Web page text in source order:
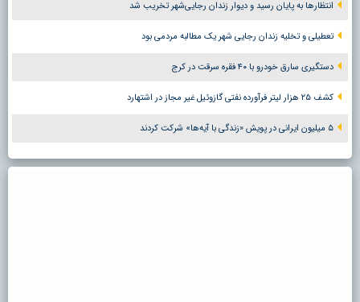
انتظارها به پایان رسید و دیوار زندان رجایی‌شهر تخریب شد
تعطیلی و تخلیه زندان رجایی شهر یک مطالبه مردمی بود
دستگیری سارق خودرو با ۴۰ فقره سرقت در کرج
کشف ۲۵ هزار لیتر فرآورده نفتی گازوئیل غیر مجاز در اشتهارد
۵ میلیون ایرانی در پویش «زندگی با آیه‌ها» شرکت کردند